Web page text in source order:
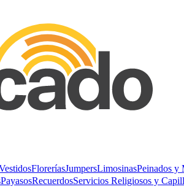
FloreríasJumpersLimosinasPeinados y
PayasosRecuerdosServicios Religiosos y